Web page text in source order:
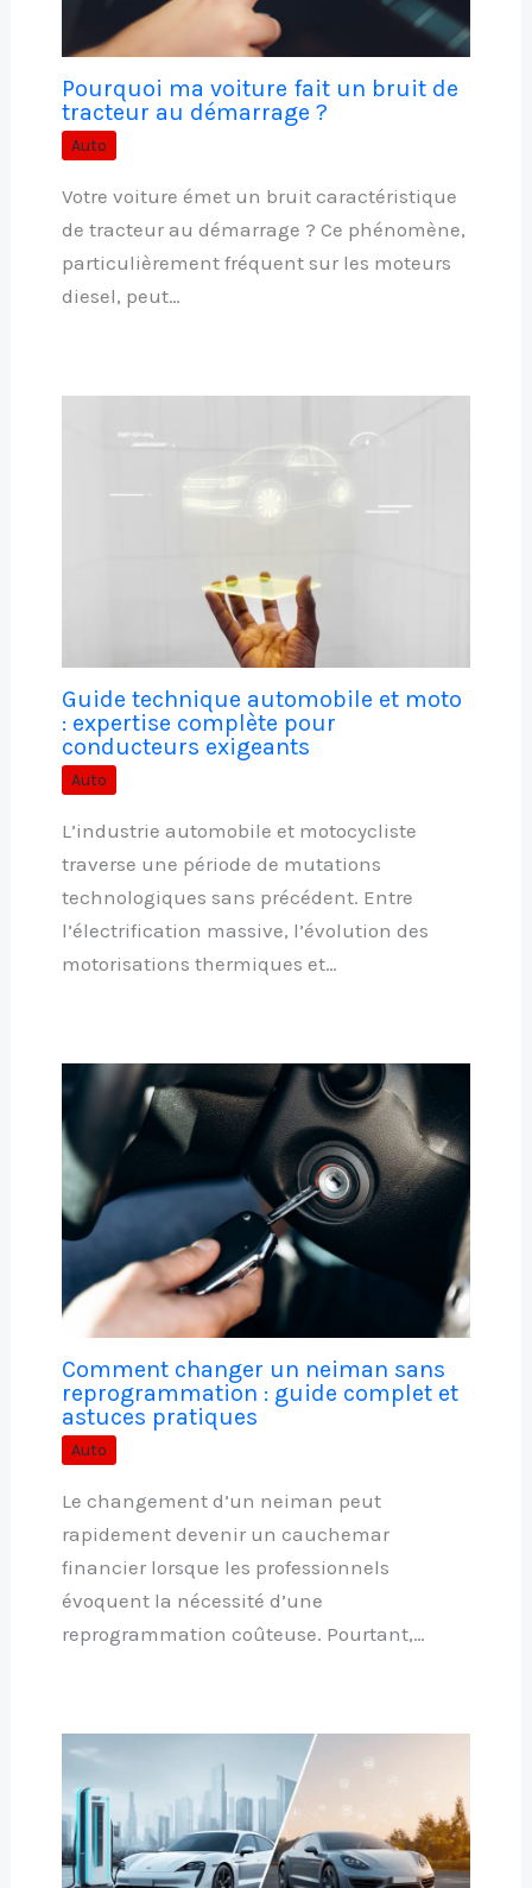
Pourquoi ma voiture fait un bruit de
tracteur au démarrage ?
Auto
Votre voiture émet un bruit caractéristique
de tracteur au démarrage ? Ce phénomène,
particulièrement fréquent sur les moteurs
diesel, peut…
Guide technique automobile et moto
: expertise complète pour
conducteurs exigeants
Auto
L’industrie automobile et motocycliste
traverse une période de mutations
technologiques sans précédent. Entre
l’électrification massive, l’évolution des
motorisations thermiques et…
Comment changer un neiman sans
reprogrammation : guide complet et
astuces pratiques
Auto
Le changement d’un neiman peut
rapidement devenir un cauchemar
financier lorsque les professionnels
évoquent la nécessité d’une
reprogrammation coûteuse. Pourtant,…